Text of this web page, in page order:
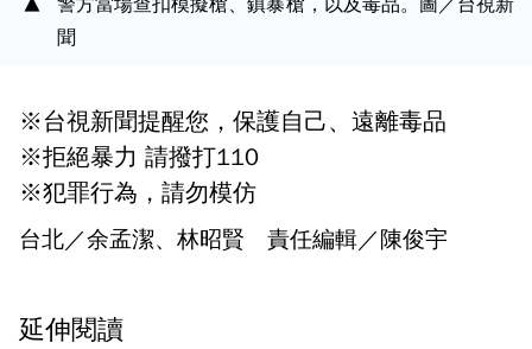
警方當場查扣模擬槍、鎮暴槍，以及毒品。圖／台視新
聞
※台視新聞提醒您，保護自己、遠離毒品
※拒絕暴力 請撥打110
※犯罪行為，請勿模仿
台北／余孟潔、林昭賢 責任編輯／陳俊宇
延伸閱讀